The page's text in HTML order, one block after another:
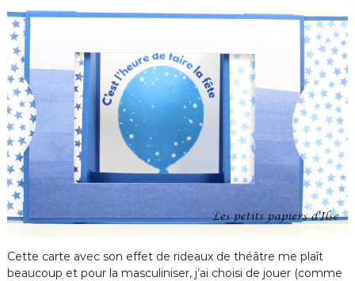
Cette carte avec son effet de rideaux de théâtre me plaît
beaucoup et pour la masculiniser, j’ai choisi de jouer (comme